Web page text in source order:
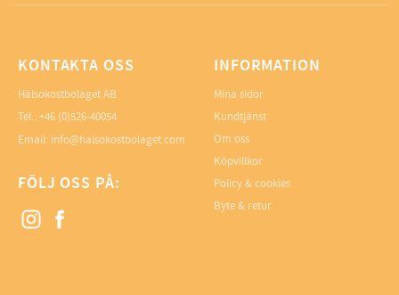
KONTAKTA OSS
Hälsokostbolaget AB
Tel.: +46 (0)526-40054
Email: info@halsokostbolaget.com
FÖLJ OSS PÅ:
INFORMATION
Mina sidor
Kundtjänst
Om oss
Köpvillkor
Policy & cookies
Byte & retur